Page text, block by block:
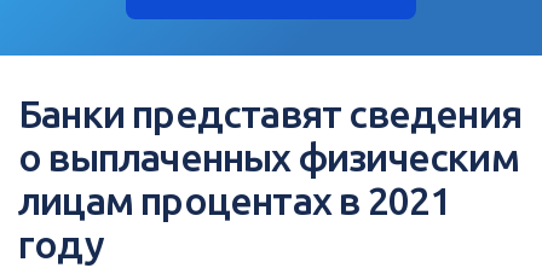
Банки представят сведения
о выплаченных физическим
лицам процентах в 2021
году